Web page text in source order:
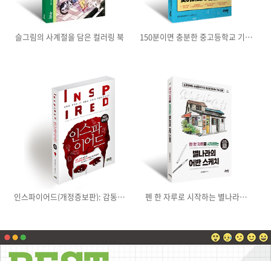
슬그림의 사계절을 담은 컬러링 북 150분이면 충분한 중고등학교 기초
인스파이어드(개정증보판): 감동을 펜 한 자루로 시작하는 별나라의